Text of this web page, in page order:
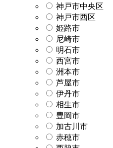
神戸市中央区
神戸市西区
姫路市
尼崎市
明石市
西宮市
洲本市
芦屋市
伊丹市
相生市
豊岡市
加古川市
赤穂市